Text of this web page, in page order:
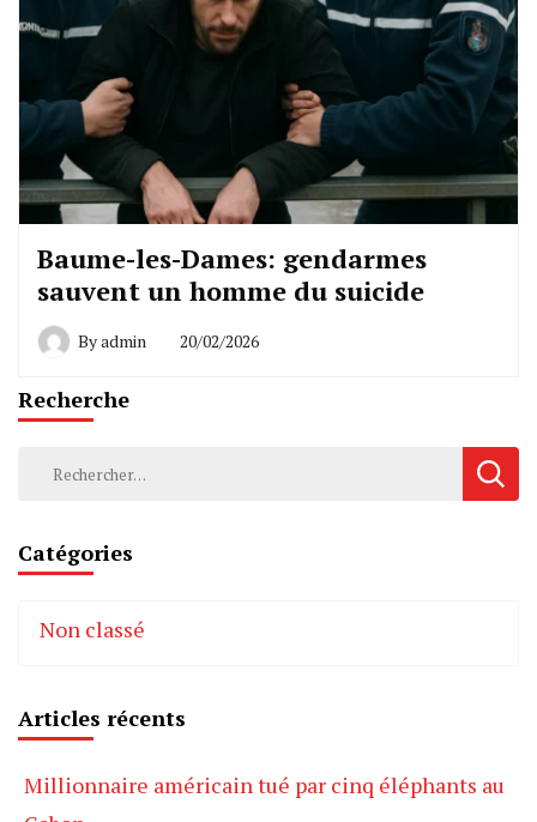
Baume-les-Dames: gendarmes
sauvent un homme du suicide
Byadmin 20/02/2026
Recherche
Rechercher :
Catégories
Non classé
Articles récents
Millionnaire américain tué par cinq éléphants au